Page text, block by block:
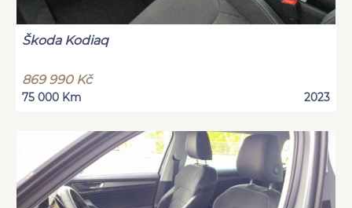
Škoda Kodiaq
869 990 Kč
75 000 Km 2023